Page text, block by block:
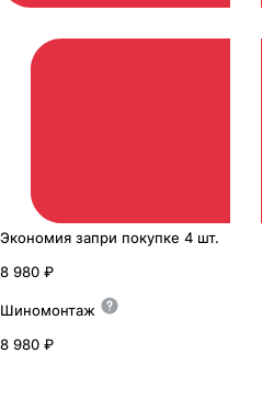
Экономия запри покупке 4 шт.
8 980 ₽
Шиномонтаж
8 980 ₽